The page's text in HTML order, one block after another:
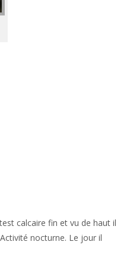
calcaire fin et vu de haut il
nocturne. Le jour il